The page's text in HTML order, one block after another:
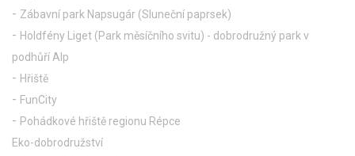
Zábavní park Napsugár (Sluneční paprsek)
Holdfény Liget (Park měsíčního svitu) - dobrodružný park v
podhůří Alp
Hřiště
FunCity
Pohádkové hřiště regionu Répce
Eko-dobrodružství